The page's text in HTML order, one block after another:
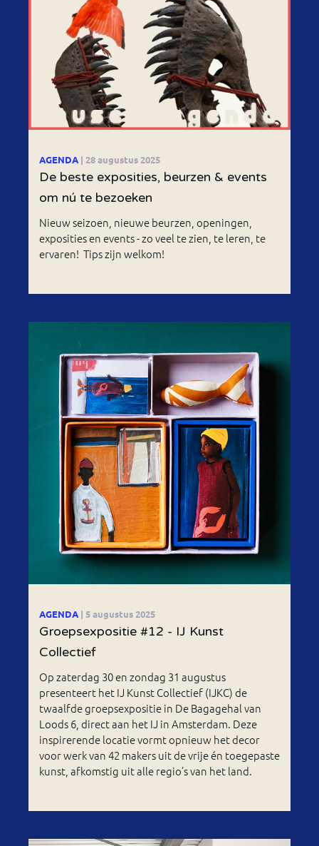
AGENDA | 28 augustus 2025
De beste exposities, beurzen & events
om nú te bezoeken
Nieuw seizoen, nieuwe beurzen, openingen,
exposities en events - zo veel te zien, te leren, te
ervaren! Tips zijn welkom!
AGENDA | 5 augustus 2025
Groepsexpositie #12 - IJ Kunst
Collectief
Op zaterdag 30 en zondag 31 augustus
presenteert het IJ Kunst Collectief (IJKC) de
twaalfde groepsexpositie in De Bagagehal van
Loods 6, direct aan het IJ in Amsterdam. Deze
inspirerende locatie vormt opnieuw het decor
voor werk van 42 makers uit de vrije én toegepaste
kunst, afkomstig uit alle regio’s van het land.